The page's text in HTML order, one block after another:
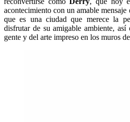
acontecimiento con un amable mensaje
que es una ciudad que merece la
disfrutar de su amigable ambiente,
gente y del arte impreso en los muros